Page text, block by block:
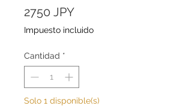
2750 JPYPrecio
Impuesto incluido
Cantidad *
Solo 1 disponible(s)